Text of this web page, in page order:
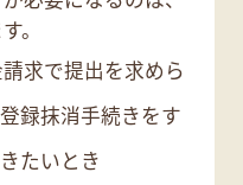
。
求で提出を求めら
録抹消手続きをす
たいとき